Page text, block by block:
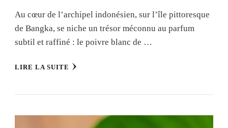
Au cœur de l’archipel indonésien, sur l’île pittoresque
de Bangka, se niche un trésor méconnu au parfum
subtil et raffiné : le poivre blanc de …
LIRE LA SUITE